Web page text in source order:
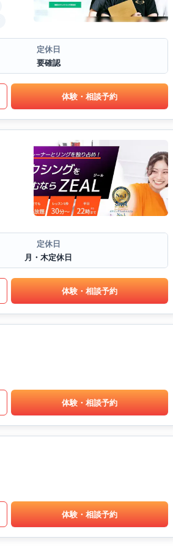
定休日
要確認
体験・相談予約
定休日
月・木定休日
体験・相談予約
体験・相談予約
体験・相談予約